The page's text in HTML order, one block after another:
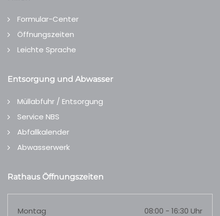
Formular-Center
Öffnungszeiten
Leichte Sprache
Entsorgung und Abwasser
Müllabfuhr / Entsorgung
Service NBS
Abfallkalender
Abwasserwerk
Rathaus Öffnungszeiten
Montag 08:00 - 16:30 Uhr